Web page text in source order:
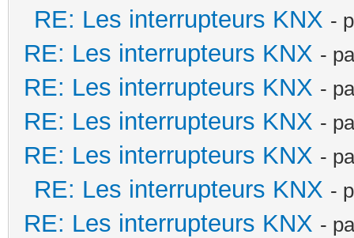
RE: Les interrupteurs KNX -
RE: Les interrupteurs KNX -
RE: Les interrupteurs KNX -
RE: Les interrupteurs KNX -
RE: Les interrupteurs KNX -
RE: Les interrupteurs KNX -
RE: Les interrupteurs KNX -